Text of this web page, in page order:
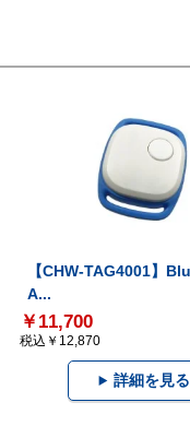
【CHW-TAG4001】
A...
￥11,700
税込￥12,870
詳細を見る